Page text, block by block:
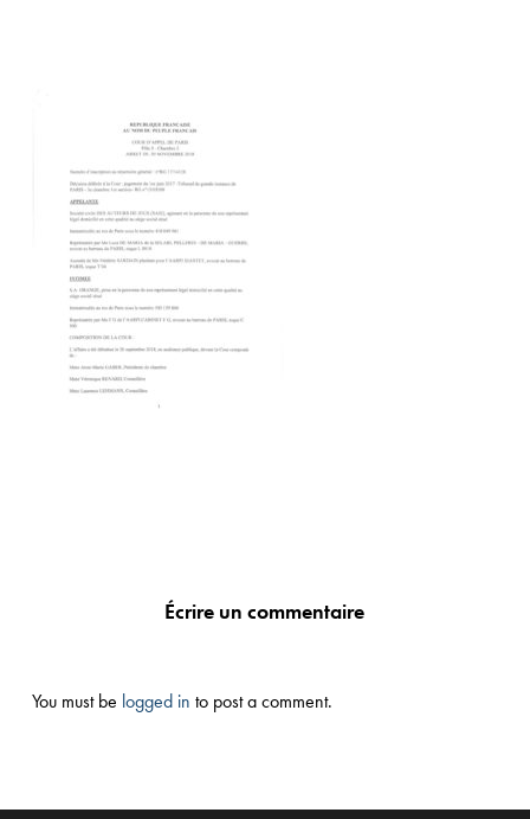
Écrire un commentaire
You must be logged in to post a comment.